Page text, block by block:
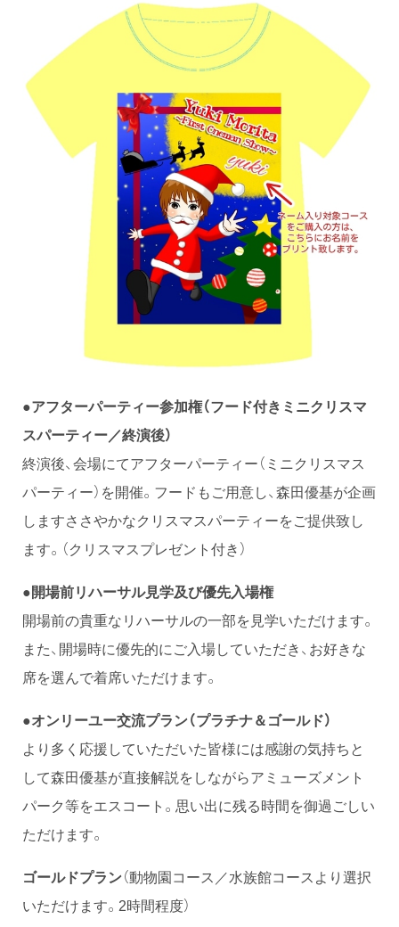
●アフターパーティー参加権（フード付きミニクリスマ
スパーティー／終演後）
終演後、会場にてアフターパーティー（ミニクリスマス
パーティー）を開催。フードもご用意し、森田優基が企画
しますささやかなクリスマスパーティーをご提供致し
ます。（クリスマスプレゼント付き）
●開場前リハーサル見学及び優先入場権
開場前の貴重なリハーサルの一部を見学いただけます。
また、開場時に優先的にご入場していただき、お好きな
席を選んで着席いただけます。
●オンリーユー交流プラン（プラチナ＆ゴールド）
より多く応援していただいた皆様には感謝の気持ちと
して森田優基が直接解説をしながらアミューズメント
パーク等をエスコート。思い出に残る時間を御過ごしい
ただけます。
ゴールドプラン（動物園コース／水族館コースより選択
いただけます。2時間程度）